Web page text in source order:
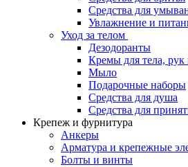
Средства для
Увлажнение и
Уход за телом
Дезодоранты
Кремы для тела, рук
Мыло
Подарочные наборы
Средства для душа
Средства для
Крепеж и фурнитура
Анкеры
Арматура и крепежные
Болты и винты